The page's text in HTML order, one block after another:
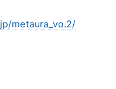
metaura_vo.2/